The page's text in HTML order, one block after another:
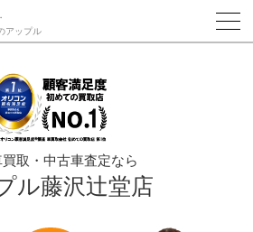
ームの為のCVボタン*/
アップル
取・中古車査定なら
ル藤沢辻堂店